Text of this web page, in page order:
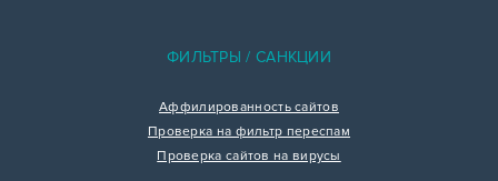
ФИЛЬТРЫ / САНКЦИИ
Аффилированность сайтов
Проверка на фильтр переспам
Проверка сайтов на вирусы